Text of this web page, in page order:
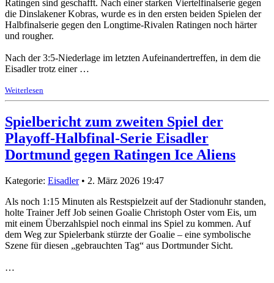
Ratingen sind geschafft. Nach einer starken Viertelfinalserie gegen
die Dinslakener Kobras, wurde es in den ersten beiden Spielen der
Halbfinalserie gegen den Longtime-Rivalen Ratingen noch härter
und rougher.
Nach der 3:5-Niederlage im letzten Aufeinandertreffen, in dem die
Eisadler trotz einer …
Weiterlesen
Spielbericht zum zweiten Spiel der
Playoff-Halbfinal-Serie Eisadler
Dortmund gegen Ratingen Ice Aliens
Kategorie: Eisadler• 2. März 2026 19:47
Als noch 1:15 Minuten als Restspielzeit auf der Stadionuhr standen,
holte Trainer Jeff Job seinen Goalie Christoph Oster vom Eis, um
mit einem Überzahlspiel noch einmal ins Spiel zu kommen. Auf
dem Weg zur Spielerbank stürzte der Goalie – eine symbolische
Szene für diesen „gebrauchten Tag“ aus Dortmunder Sicht.
…